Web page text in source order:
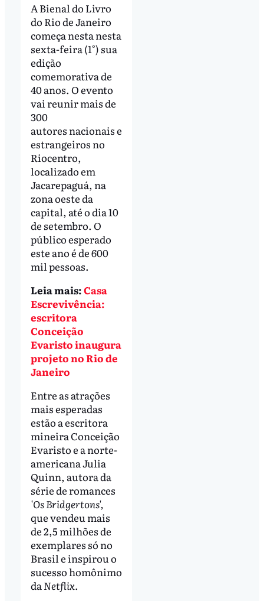
A Bienal do Livro
do Rio de Janeiro
começa nesta nesta
sexta-feira (1°) sua
edição
comemorativa de
40 anos. O evento
vai reunir mais de
300
autores nacionais e
estrangeiros no
Riocentro,
localizado em
Jacarepaguá, na
zona oeste da
capital, até o dia 10
de setembro. O
público esperado
este ano é de 600
mil pessoas.
Leia mais:Casa
Escrevivência:
escritora
Conceição
Evaristo inaugura
projeto no Rio de
Janeiro
Entre as atrações
mais esperadas
estão a escritora
mineira Conceição
Evaristo e a norte-
americana Julia
Quinn, autora da
série de romances
'Os Bridgertons',
que vendeu mais
de 2,5 milhões de
exemplares só no
Brasil e inspirou o
sucesso homônimo
daNetflix.